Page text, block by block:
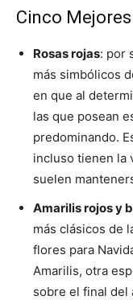
Cinco
Rosas rojas: por
más simbólicos
en que al
las que posean
predominando.
incluso tienen la
suelen
Amarilis rojos y
más clásicos de
flores para
Amarilis, otra
sobre el final del